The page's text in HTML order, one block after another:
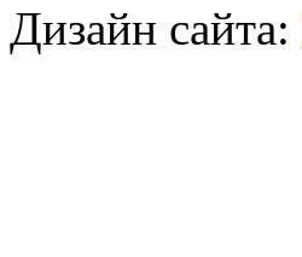
Дизайн сайта: